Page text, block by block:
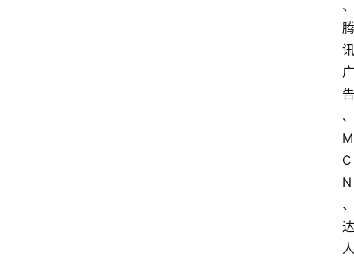
、
腾
讯
广
告
、
M
C
N
、
达
人